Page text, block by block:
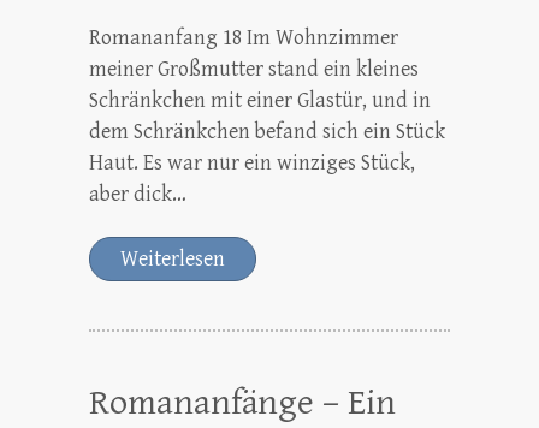
Romananfang 18 Im Wohnzimmer
meiner Großmutter stand ein kleines
Schränkchen mit einer Glastür, und in
dem Schränkchen befand sich ein Stück
Haut. Es war nur ein winziges Stück,
aber dick…
Weiterlesen
Romananfänge – Ein